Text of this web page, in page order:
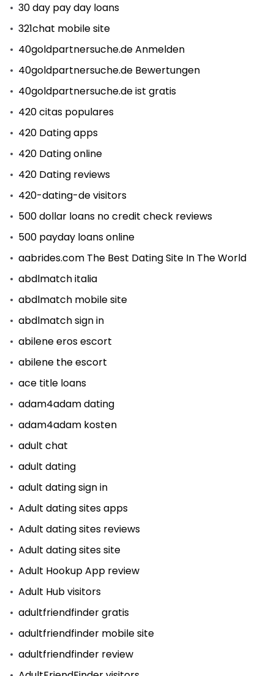
30 day pay day loans
321chat mobile site
40goldpartnersuche.de Anmelden
40goldpartnersuche.de Bewertungen
40goldpartnersuche.de ist gratis
420 citas populares
420 Dating apps
420 Dating online
420 Dating reviews
420-dating-de visitors
500 dollar loans no credit check reviews
500 payday loans online
aabrides.com The Best Dating Site In The World
abdlmatch italia
abdlmatch mobile site
abdlmatch sign in
abilene eros escort
abilene the escort
ace title loans
adam4adam dating
adam4adam kosten
adult chat
adult dating
adult dating sign in
Adult dating sites apps
Adult dating sites reviews
Adult dating sites site
Adult Hookup App review
Adult Hub visitors
adultfriendfinder gratis
adultfriendfinder mobile site
adultfriendfinder review